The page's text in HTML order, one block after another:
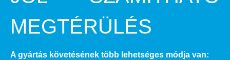
MEGTÉRÜLÉS
A gyártás követésének több lehetséges módja van: